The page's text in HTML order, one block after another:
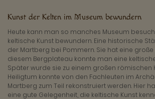
Kunst der Kelten im Museum bewundern
Heute kann man so manches Museum
keltische Kunst bewundern. Eine historische
der Martberg bei Pommern. Sie hat eine große
diesem Bergplateau konnte man eine
Später wurde sie zu einem großen römischen
Heiligtum konnte von den Fachleuten im
Martberg zum Teil rekonstruiert werden. Hier
eine gute Gelegenheit, die keltische Kunst